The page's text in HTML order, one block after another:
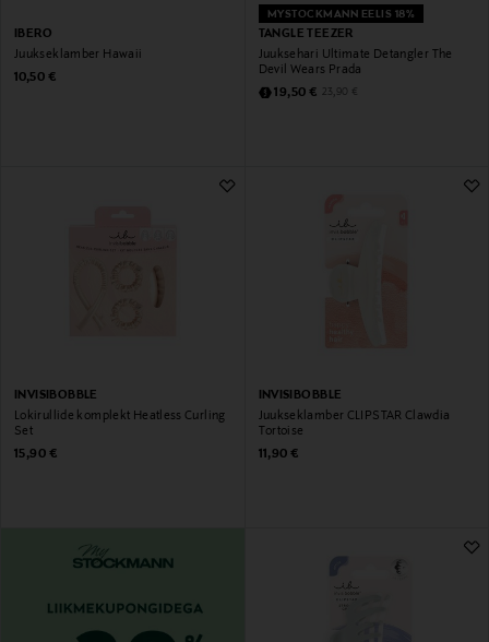
IBERO
Juukseklamber Hawaii
Original Price
10,50 €
MYSTOCKMANN EELIS 18%
TANGLE TEEZER
Juuksehari Ultimate Detangler The
Devil Wears Prada
Discounted Price
19,50 € Original Price
23,90 €
INVISIBOBBLE
Lokirullide komplekt Heatless Curling
Set
Original Price
15,90 €
INVISIBOBBLE
Juukseklamber CLIPSTAR Clawdia
Tortoise
Original Price
11,90 €